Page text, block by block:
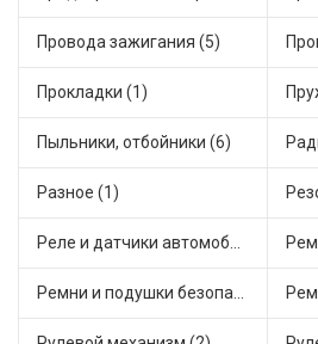
Провода зажигания (5)
Прокладки (1)
Пыльники, отбойники (6)
Разное (1)
Реле и датчики автомобильные (13)
Ремни и подушки безопасности (1)